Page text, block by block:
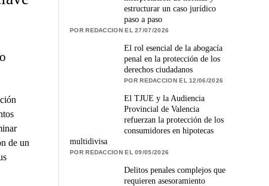
de un
estructurar un caso jurídico
paso a paso
POR REDACCION EL 27/07/2026
El rol esencial de la abogacía
penal en la protección de los
derechos ciudadanos
POR REDACCION EL 12/06/2026
El TJUE y la Audiencia
Provincial de Valencia
refuerzan la protección de los
consumidores en hipotecas
multidivisa
POR REDACCION EL 09/05/2026
Delitos penales complejos que
requieren asesoramiento